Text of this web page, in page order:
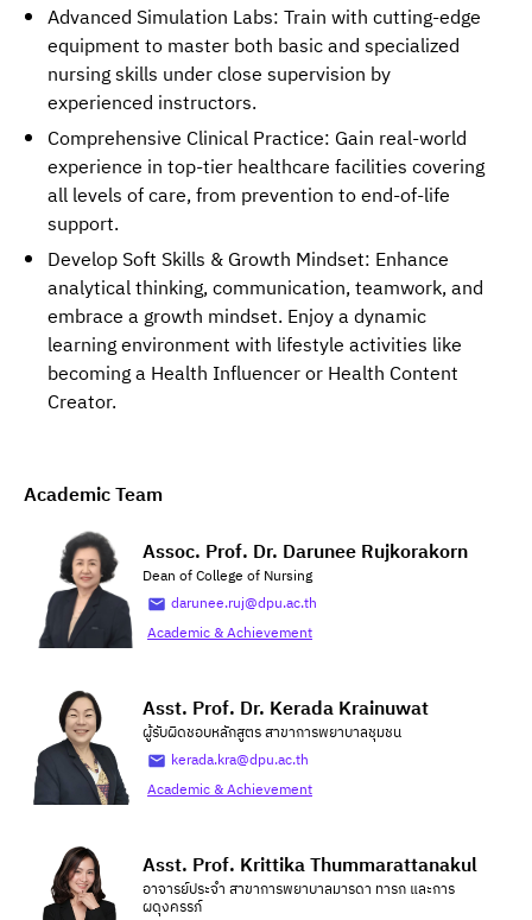
Advanced Simulation Labs: Train with cutting-edge
equipment to master both basic and specialized
nursing skills under close supervision by
experienced instructors.
Comprehensive Clinical Practice: Gain real-world
experience in top-tier healthcare facilities covering
all levels of care, from prevention to end-of-life
support.
Develop Soft Skills & Growth Mindset: Enhance
analytical thinking, communication, teamwork, and
embrace a growth mindset. Enjoy a dynamic
learning environment with lifestyle activities like
becoming a Health Influencer or Health Content
Creator.
Academic Team
Assoc. Prof. Dr. Darunee Rujkorakorn
Dean of College of Nursing
darunee.ruj@dpu.ac.th
Academic & Achievement
Asst. Prof. Dr. Kerada Krainuwat
ผู้รับผิดชอบหลักสูตร สาขาการพยาบาลชุมชน
kerada.kra@dpu.ac.th
Academic & Achievement
Asst. Prof. Krittika Thummarattanakul
อาจารย์ประจำ สาขาการพยาบาลมารดา ทารก และการ
ผดุงครรภ์